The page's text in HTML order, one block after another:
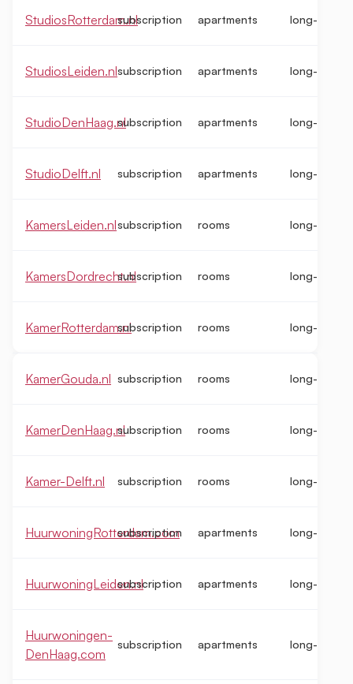
StudiosRotterdam.nlsubscription apartments long-term
StudiosLeiden.nlsubscription apartments long-term
StudioDenHaag.nlsubscription apartments long-term
StudioDelft.nl subscription apartments long-term
KamersLeiden.nlsubscription rooms long-term
KamersDordrecht.nlsubscription rooms long-term
KamerRotterdam.nlsubscription rooms long-term
KamerGouda.nl subscription rooms long-term
KamerDenHaag.nlsubscription rooms long-term
Kamer-Delft.nl subscription rooms long-term
HuurwoningRotterdam.com
subscription apartments long-term
HuurwoningLeiden.nlsubscription apartments long-term
Huurwoningen-
DenHaag.com
subscription apartments long-term